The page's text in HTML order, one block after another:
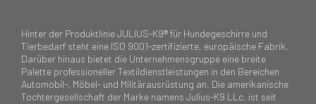
Hinter der Produktlinie JULIUS-K9® für Hundegeschirre und
Tierbedarf steht eine ISO 9001-zertifizierte, europäische Fabrik.
Darüber hinaus bietet die Unternehmensgruppe eine breite
Palette professioneller Textildienstleistungen in den Bereichen
Automobil-, Möbel- und Militärausrüstung an. Die amerikanische
Tochtergesellschaft der Marke namens Julius-K9 LLc. ist seit